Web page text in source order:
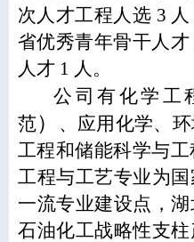
次人才工程人选 3
省优秀青年骨干人才
人才 1 人。
公司有化学工
范）
、应用化学、
工程和储能科学与工
工程与工艺专业为
一流专业建设点，
石油化工战略性支